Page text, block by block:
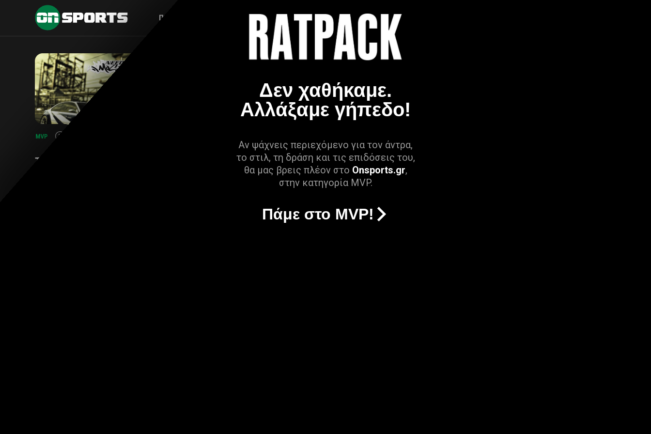
Δεν χαθήκαμε.
Αλλάξαμε γήπεδο!
Αν ψάχνεις περιεχόμενο για τον άντρα,
το στιλ, τη δράση και τις επιδόσεις του,
θα μας βρεις πλέον στο Onsports.gr,
στην κατηγορία MVP.
Πάμε στο MVP!